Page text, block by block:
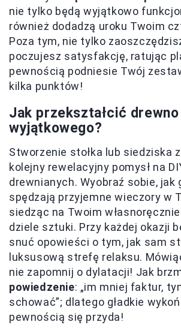
nie tylko będą wyjątkowo
również dodadzą uroku Twoim
Poza tym, nie tylko
poczujesz satysfakcję, ratując
pewnością podniesie Twój
kilka punktów!
Jak przekształcić
wyjątkowego?
Stworzenie stołka lub siedziska
kolejny rewelacyjny pomysł na
drewnianych. Wyobraź sobie, jak
spędzają przyjemne wieczory w
siedząc na Twoim
dziele sztuki. Przy każdej okazji
snuć opowieści o tym, jak sam
luksusową strefę relaksu.
nie zapomnij o dylatacji! Jak
powiedzenie: „im mniej faktur,
schować”; dlatego gładkie
pewnością się przyda!